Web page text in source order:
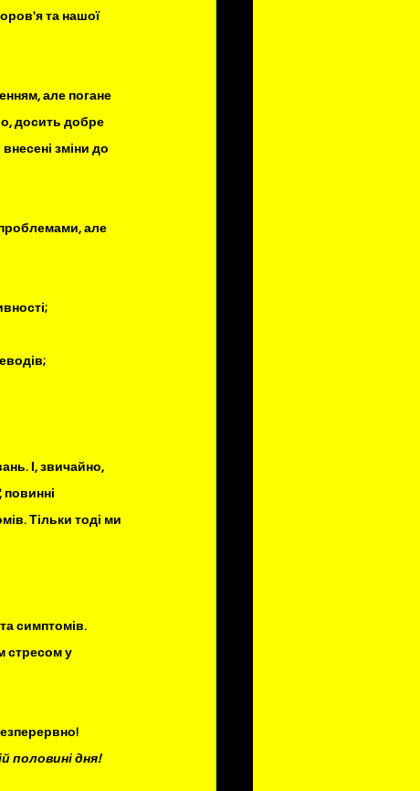
та нашої
але погане
досить добре
зміни до
але
І, звичайно,
повинні
Тільки тоді ми
симптомів.
стресом у
половині дня!